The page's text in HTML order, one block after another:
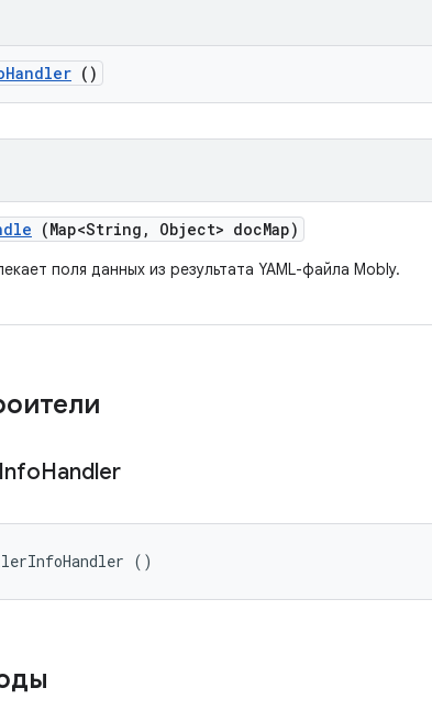
Handler ()
(Map<String , Object> docMap)
поля данных из результата YAML-файла Mobly.
InfoHandler
()